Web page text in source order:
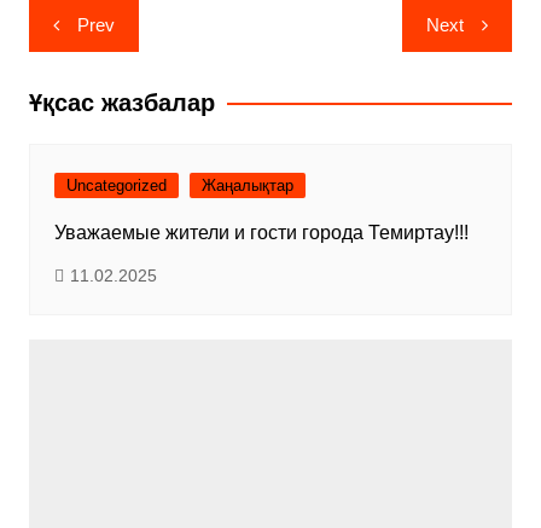
Навигация
по
записям
Prev Next
Ұқсас жазбалар
Uncategorized Жаңалықтар
Уважаемые жители и гости города Темиртау!!!
11.02.2025